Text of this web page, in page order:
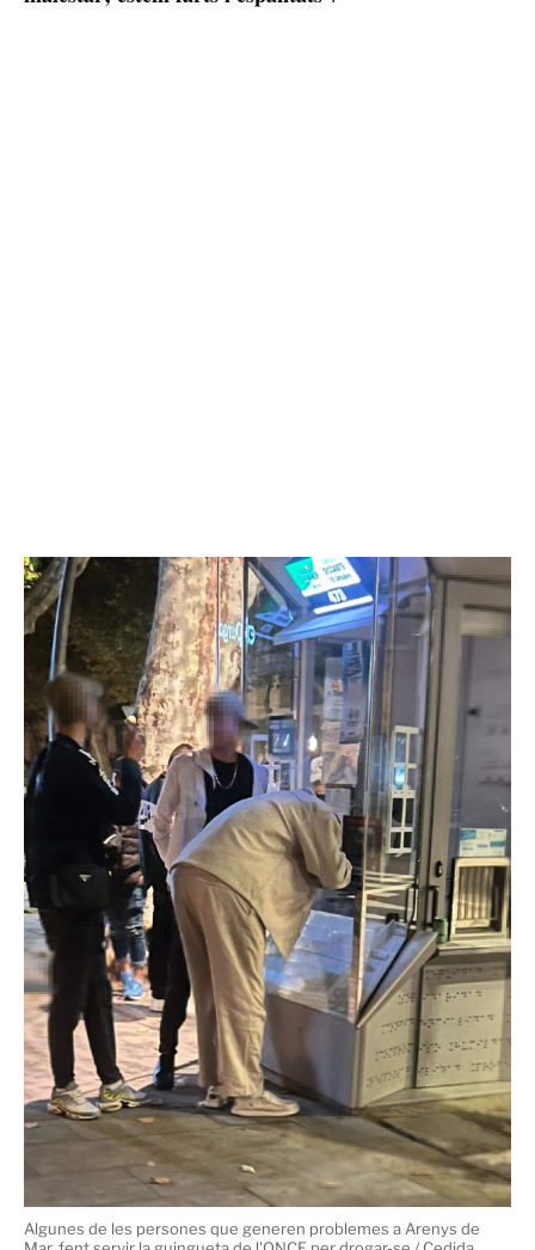
Algunes de les persones que generen problemes a Arenys de